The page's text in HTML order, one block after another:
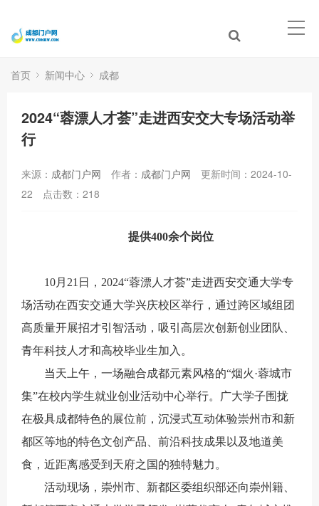
首页 新闻中心 成都
2024“蓉漂人才荟”走进西安交大专场活动举
行
来源： 成都门户网 作者： 成都门户网
更新时间：2024-10-
22
点击数： 218
提供400余个岗位
10月21日，2024“蓉漂人才荟”走进西安交通大学专
场活动在西安交通大学兴庆校区举行，通过跨区域组团
高质量开展招才引智活动，吸引高层次创新创业团队、
青年科技人才和高校毕业生加入。
当天上午，一场融合成都元素风格的“烟火·蓉城市
集”在校内学生就业创业活动中心举行。广大学子围拢
在极具成都特色的展位前，沉浸式互动体验崇州市和新
都区等地的特色文创产品、前沿科技成果以及地道美
食，近距离感受到天府之国的独特魅力。
活动现场，崇州市、新都区委组织部还向崇州籍、